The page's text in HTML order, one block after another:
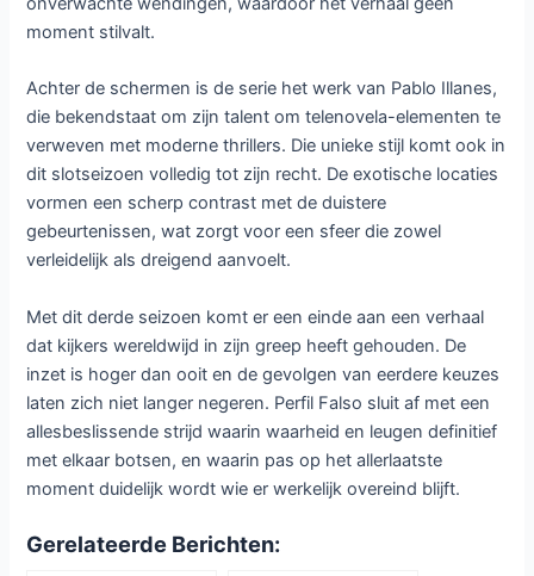
moment stilvalt.
Achter de schermen is de serie het werk van Pablo Illanes,
die bekendstaat om zijn talent om telenovela-elementen te
verweven met moderne thrillers. Die unieke stijl komt ook in
dit slotseizoen volledig tot zijn recht. De exotische locaties
vormen een scherp contrast met de duistere
gebeurtenissen, wat zorgt voor een sfeer die zowel
verleidelijk als dreigend aanvoelt.
Met dit derde seizoen komt er een einde aan een verhaal
dat kijkers wereldwijd in zijn greep heeft gehouden. De
inzet is hoger dan ooit en de gevolgen van eerdere keuzes
laten zich niet langer negeren. Perfil Falso sluit af met een
allesbeslissende strijd waarin waarheid en leugen definitief
met elkaar botsen, en waarin pas op het allerlaatste
moment duidelijk wordt wie er werkelijk overeind blijft.
Gerelateerde Berichten: